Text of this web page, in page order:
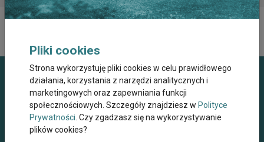
Pliki cookies
Strona wykorzystuję pliki cookies w celu prawidłowego
działania, korzystania z narzędzi analitycznych i
marketingowych oraz zapewniania funkcji
społecznościowych. Szczegóły znajdziesz w Polityce
Prywatności. Czy zgadzasz się na wykorzystywanie
plików cookies?
Dane kontaktowe
Miejskie Centrum Opieki dla Osób Starszych,
Przewlekle Niepełnosprawnych oraz
Niesamodzielnych w Krakowie